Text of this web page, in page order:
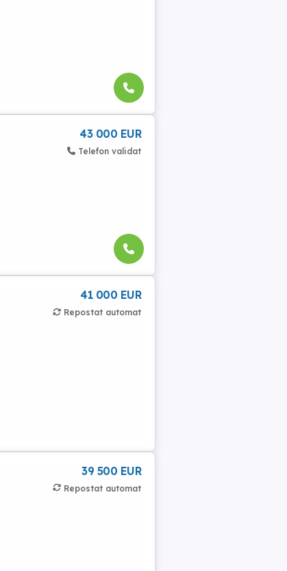
43 000 EUR
Telefon validat
41 000 EUR
Repostat automat
39 500 EUR
Repostat automat